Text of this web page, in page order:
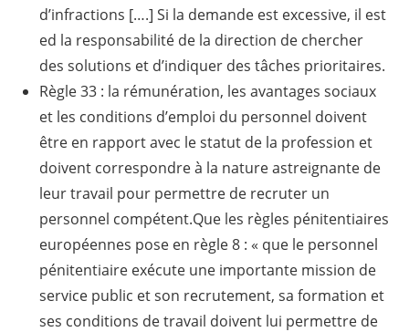
d’infractions [….] Si la demande est excessive, il est
ed la responsabilité de la direction de chercher
des solutions et d’indiquer des tâches prioritaires.
Règle 33 : la rémunération, les avantages sociaux
et les conditions d’emploi du personnel doivent
être en rapport avec le statut de la profession et
doivent correspondre à la nature astreignante de
leur travail pour permettre de recruter un
personnel compétent.Que les règles pénitentiaires
européennes pose en règle 8 : « que le personnel
pénitentiaire exécute une importante mission de
service public et son recrutement, sa formation et
ses conditions de travail doivent lui permettre de